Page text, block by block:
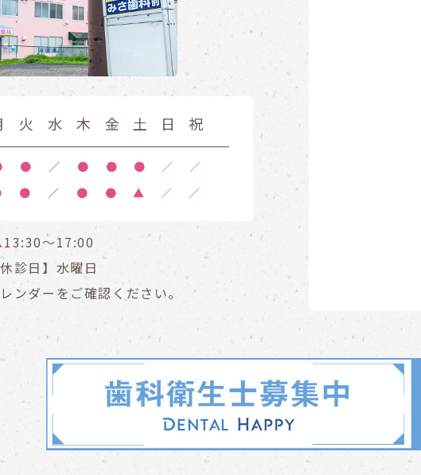
火 水 木 金 土 日 祝
● ／ ● ● ● ／ ／
● ／ ● ● ▲ ／ ／
13:30〜17:00
休診日】水曜日
ンダーをご確認ください。